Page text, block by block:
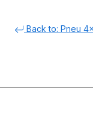
Back to: Pneu